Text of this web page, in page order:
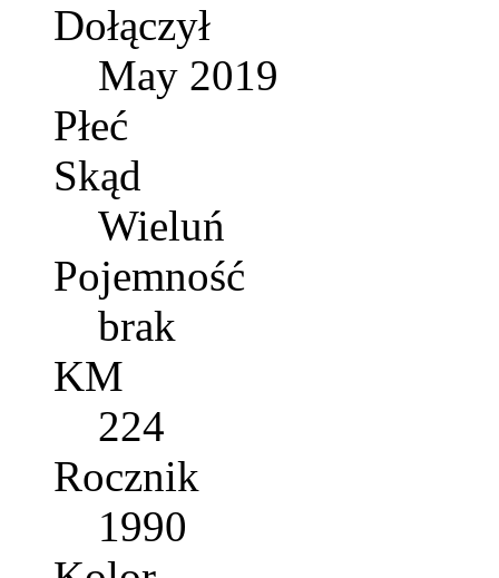
Dołączył
May 2019
Płeć
Skąd
Wieluń
Pojemność
brak
KM
224
Rocznik
1990